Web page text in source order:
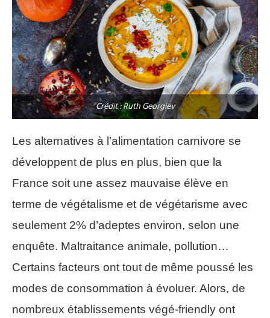
Crédit : Ruth Georgiev
Les alternatives à l’alimentation carnivore se
développent de plus en plus, bien que la
France soit une assez mauvaise élève en
terme de végétalisme et de végétarisme avec
seulement 2% d’adeptes environ, selon une
enquête. Maltraitance animale, pollution…
Certains facteurs ont tout de même poussé les
modes de consommation à évoluer. Alors, de
nombreux établissements végé-friendly ont